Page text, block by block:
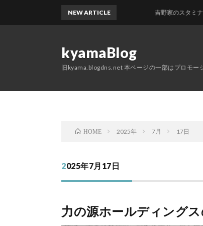
kyamaBlog
旧kyama.blogdns.net 本ページの一部はプロモー
NEW ARTICLE 吉野家のスタミナ超特
HOME 2025年 7月 17日
2025年7月17日
力の源ホールディング